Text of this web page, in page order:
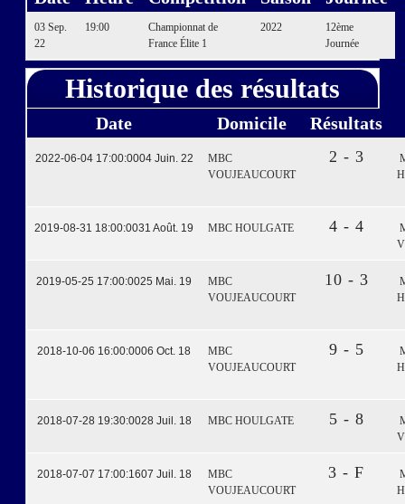
03 Sep.
22
19:00
Championnat de
France Élite 1
2022
12ème
Journée
Historique des résultats
Date Domicile Résultats
2022-06-04 17:00:0004 Juin. 22
MBC
VOUJEAUCOURT
2 - 3
2019-08-31 18:00:0031 Août. 19 MBC HOULGATE 4 - 4
2019-05-25 17:00:0025 Mai. 19
MBC
VOUJEAUCOURT
10 - 3
2018-10-06 16:00:0006 Oct. 18
MBC
VOUJEAUCOURT
9 - 5
2018-07-28 19:30:0028 Juil. 18 MBC HOULGATE 5 - 8
2018-07-07 17:00:1607 Juil. 18
MBC
VOUJEAUCOURT
3 - F